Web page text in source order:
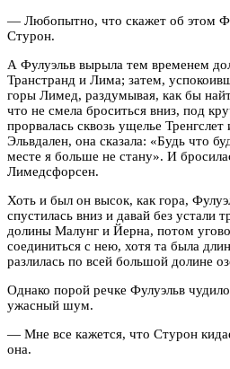
— Любопытно, что скажет об этом
Стурон.
А Фулуэльв вырыла тем временем
Транстранд и Лима; затем,
горы Лимед, раздумывая, как бы
что не смела броситься вниз, под
прорвалась сквозь ущелье
Эльвдален, она сказала: «Будь что
месте я больше не стану». И
Лимедсфорсен.
Хоть и был он высок, как гора,
спустилась вниз и давай без устали
долины Малунг и Йерна, потом
соединиться с нею, хотя та была
разлилась по всей большой долине
Однако порой речке Фулуэльв
ужасный шум.
— Мне все кажется, что Стурон
она.